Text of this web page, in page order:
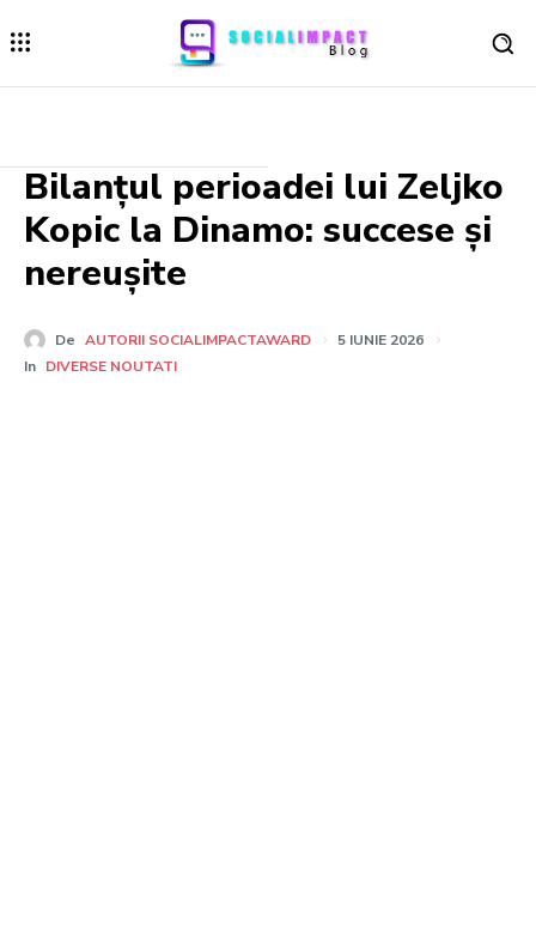
Bilanțul perioadei lui Zeljko
Kopic la Dinamo: succese și
nereușite
De AUTORII SOCIALIMPACTAWARD
5 IUNIE 2026
In DIVERSE NOUTATI